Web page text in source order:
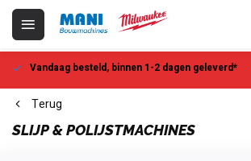
Vandaag besteld, binnen 1-2 dagen geleverd*
Terug
SLIJP & POLIJSTMACHINES